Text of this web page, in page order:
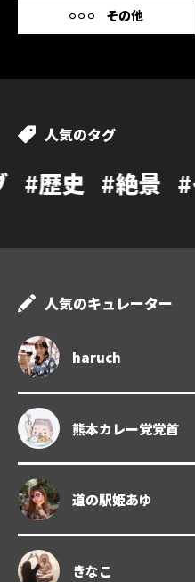
その他
人気のタグ
絶景 #イベント
人気のキュレーター
haruch
熊本カレー党党首
道の駅姫あゆ
きなこ